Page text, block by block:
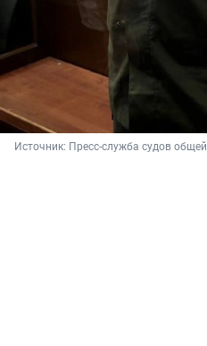
Источник: Пресс-служба судов